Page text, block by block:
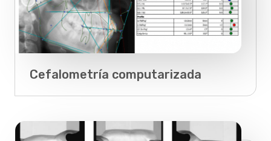
Cefalometría computarizada